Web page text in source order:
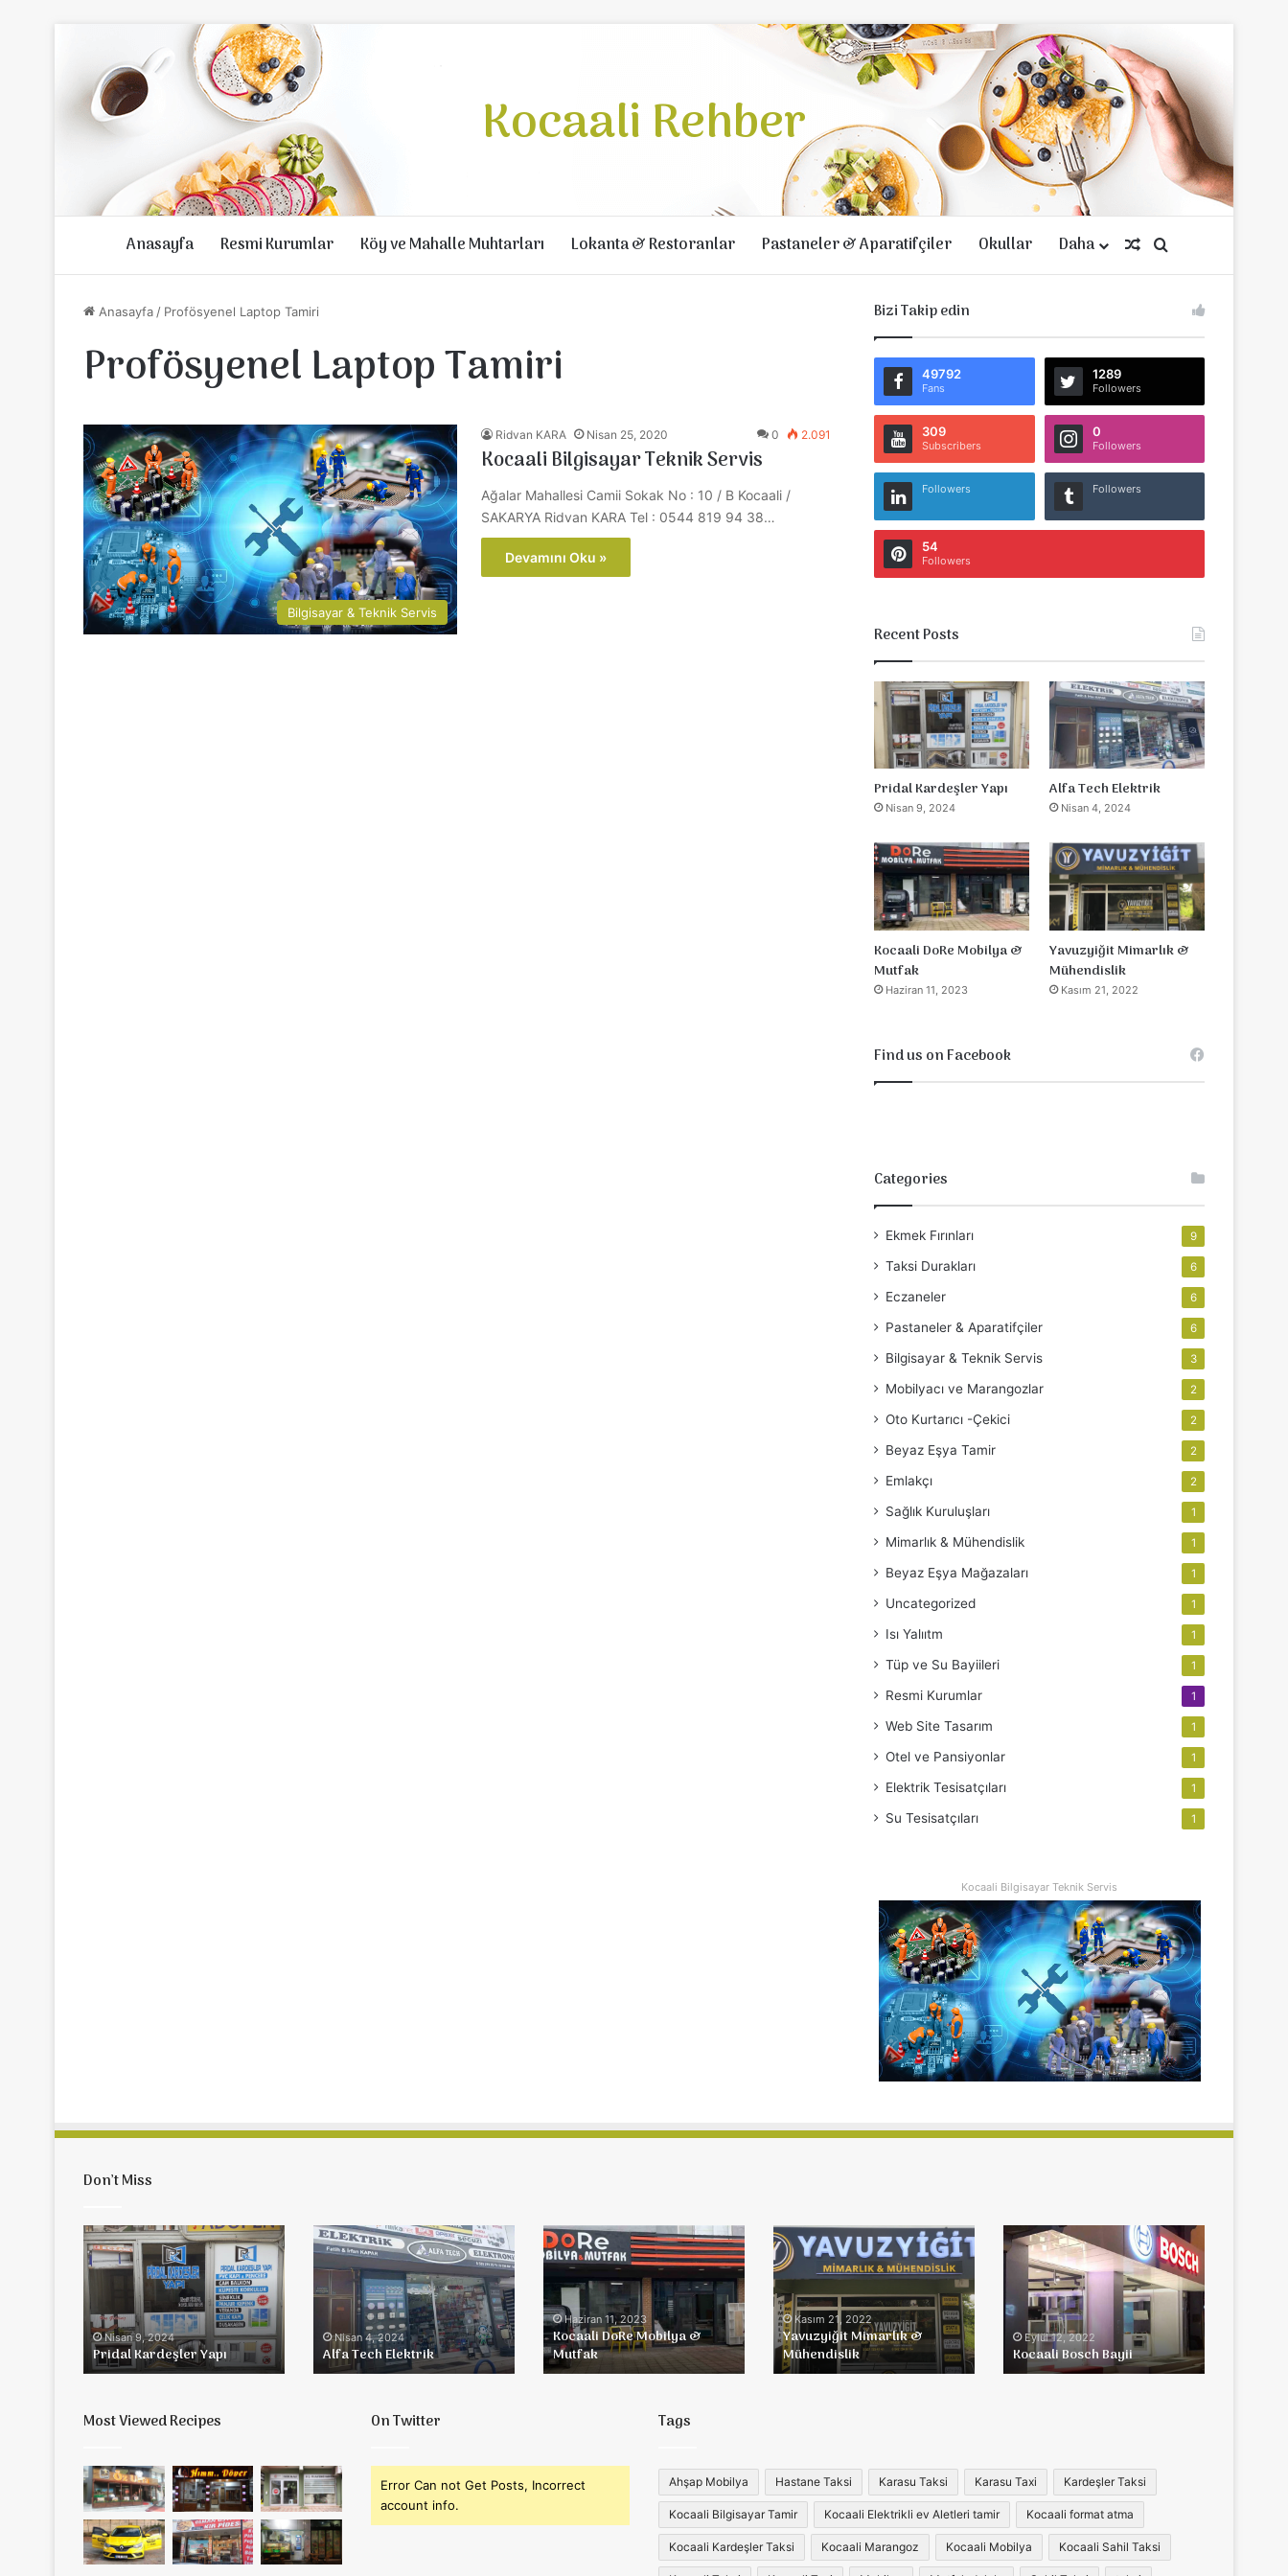
Kocaali Rehber
Anasayfa Resmi Kurumlar Köy ve Mahalle Muhtarları Lokanta & Restoranlar Pastaneler & Aparatifçiler Okullar Daha Rastgele Makale
Anasayfa / Profösyenel Laptop Tamiri
Profösyenel Laptop Tamiri
Bilgisayar & Teknik Servis
Ridvan KARA Nisan 25, 2020 0 2.091
Kocaali Bilgisayar Teknik Servis
Ağalar Mahallesi Camii Sokak No : 10 / B Kocaali /
SAKARYA Ridvan KARA Tel : 0544 819 94 38…
Devamını Oku »
Bizi Takip edin
49792
Fans
1289
Followers
309
Subscribers
0
Followers
Followers Followers
54
Followers
Recent Posts
Pridal Kardeşler Yapı
Nisan 9, 2024
Alfa Tech Elektrik
Nisan 4, 2024
Kocaali DoRe Mobilya &
Mutfak
Haziran 11, 2023
Yavuzyiğit Mimarlık &
Mühendislik
Kasım 21, 2022
Find us on Facebook
Categories
Ekmek Fırınları 9
Taksi Durakları 6
Eczaneler 6
Pastaneler & Aparatifçiler 6
Bilgisayar & Teknik Servis 3
Mobilyacı ve Marangozlar 2
Oto Kurtarıcı -Çekici 2
Beyaz Eşya Tamir 2
Emlakçı 2
Sağlık Kuruluşları 1
Mimarlık & Mühendislik 1
Beyaz Eşya Mağazaları 1
Uncategorized 1
Isı Yalııtm 1
Tüp ve Su Bayiileri 1
Resmi Kurumlar 1
Web Site Tasarım 1
Otel ve Pansiyonlar 1
Elektrik Tesisatçıları 1
Su Tesisatçıları 1
Kocaali Bilgisayar Teknik Servis
Don’t Miss
Pridal
Kardeşler
Nisan 9, 2024
Pridal Kardeşler Yapı
Alfa
Tech
Elektrik
Nisan 4, 2024
Alfa Tech Elektrik
Kocaali
DoRe
MutfakHaziran 11, 2023
Kocaali DoRe Mobilya &
Mutfak
Yavuzyiğit
Mimarlık
&
Mühendislik
Kasım 21, 2022
Yavuzyiğit Mimarlık &
Mühendislik
Kocaali
Bosch
Eylül 12, 2022
Kocaali Bosch Bayii
Most Viewed Recipes On Twitter
Error Can not Get Posts, Incorrect
account info.
Tags
Ahşap Mobilya Hastane Taksi Karasu Taksi Karasu Taxi Kardeşler Taksi
Kocaali Bilgisayar Tamir Kocaali Elektrikli ev Aletleri tamir Kocaali format atma
Kocaali Kardeşler Taksi Kocaali Marangoz Kocaali Mobilya Kocaali Sahil Taksi